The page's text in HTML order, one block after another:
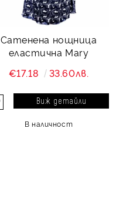
Сатенена нощница
еластична Mary
€17.18
33.60лв.
Виж детайли
В наличност